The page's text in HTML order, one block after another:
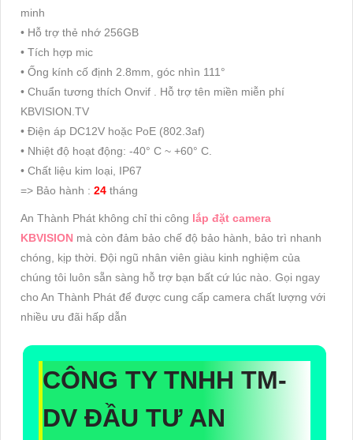
minh
• Hỗ trợ thẻ nhớ 256GB
• Tích hợp mic
• Ống kính cố định 2.8mm, góc nhìn 111°
• Chuẩn tương thích Onvif . Hỗ trợ tên miền miễn phí
KBVISION.TV
• Điện áp DC12V hoặc PoE (802.3af)
• Nhiệt độ hoạt động: -40° C ~ +60° C.
• Chất liệu kim loại, IP67
=> Bảo hành : 24 tháng
An Thành Phát không chỉ thi công lắp đặt camera
KBVISION mà còn đảm bảo chế độ bảo hành, bảo trì nhanh
chóng, kịp thời. Đội ngũ nhân viên giàu kinh nghiệm của
chúng tôi luôn sẵn sàng hỗ trợ bạn bất cứ lúc nào. Gọi ngay
cho An Thành Phát để được cung cấp camera chất lượng với
nhiều ưu đãi hấp dẫn
CÔNG TY TNHH TM-
DV ĐẦU TƯ AN